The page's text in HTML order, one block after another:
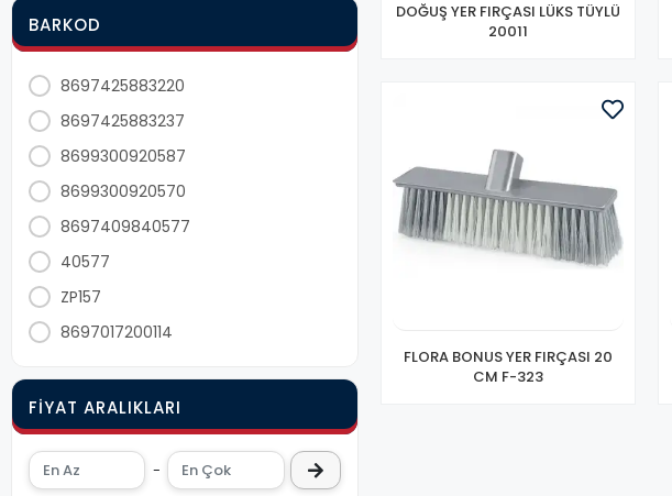
BARKOD
8697425883220
8697425883237
8699300920587
8699300920570
8697409840577
40577
ZP157
8697017200114
FIYAT ARALIKLARI
-
DOĞUŞ YER FIRÇASI LÜKS TÜYLÜ
20011
FLORA BONUS YER FIRÇASI 20
CM F-323